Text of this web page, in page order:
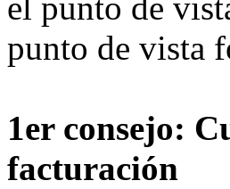
el punto de
punto de vista
1er consejo:
facturación